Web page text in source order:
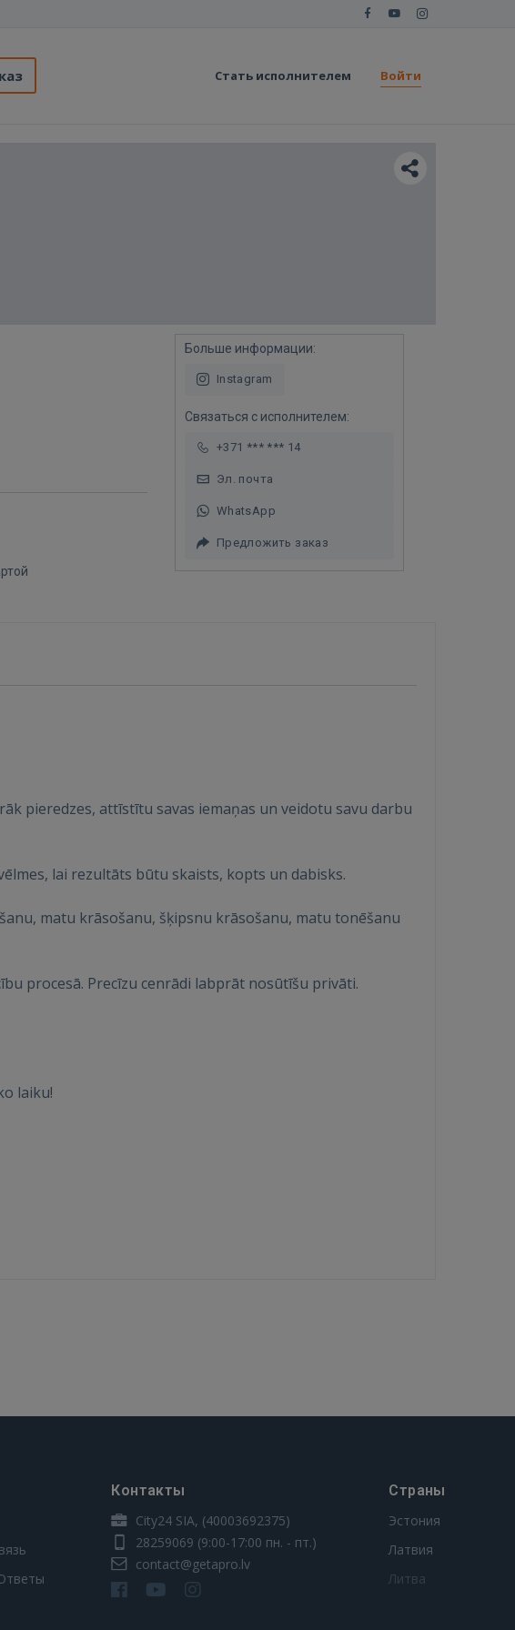
Стать исполнителем Войти
Больше информации:
Instagram
Связаться с исполнителем:
+371 *** *** 14
Эл. почта
WhatsApp
Предложить заказ
pieredzes, attīstītu savas iemaņas un veidotu savu darbu
lai rezultāts būtu skaists, kopts un dabisks.
matu krāsošanu, šķipsnu krāsošanu, matu tonēšanu
procesā. Precīzu cenrādi labprāt nosūtīšu privāti.
laiku!
Контакты
City24 SIA, (40003692375)
28259069 (9:00-17:00 пн. - пт.)
contact@getapro.lv
Страны
Эстония
Латвия
Литва